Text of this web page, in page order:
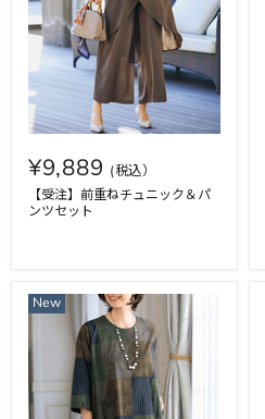
¥9,889
【受注】前重ねチュニック＆パ
ンツセット
New